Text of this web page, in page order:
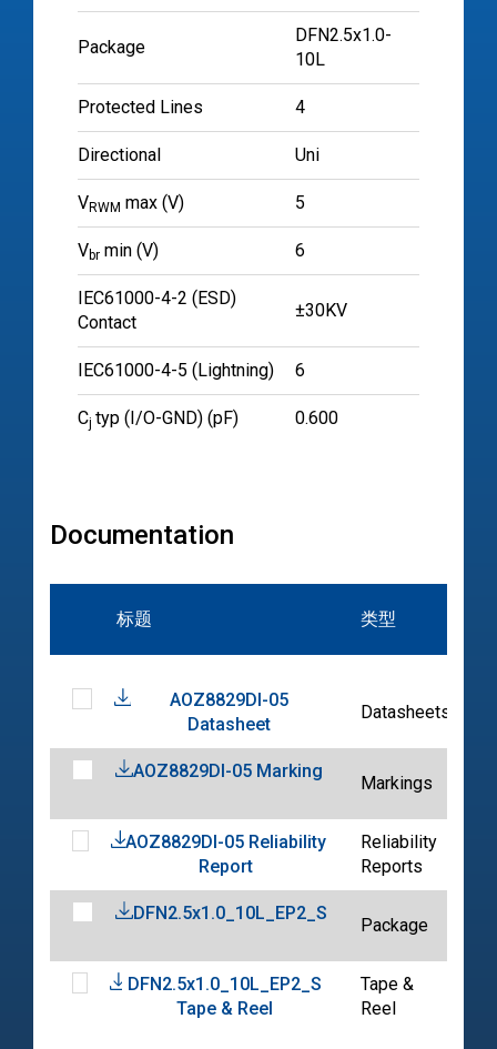
Package
DFN2.5x1.0-
10L
Protected Lines 4
Directional Uni
VRWM max (V) 5
Vbr min (V) 6
IEC61000-4-2 (ESD)
Contact
±30KV
IEC61000-4-5 (Lightning) 6
Cj typ (I/O-GND) (pF) 0.600
Documentation
标题 类型
AOZ8829DI-05
Datasheet
Datasheets
AOZ8829DI-05 Marking
Markings
AOZ8829DI-05 Reliability
Report
Reliability
Reports
DFN2.5x1.0_10L_EP2_S
Package
DFN2.5x1.0_10L_EP2_S
Tape & Reel
Tape &
Reel